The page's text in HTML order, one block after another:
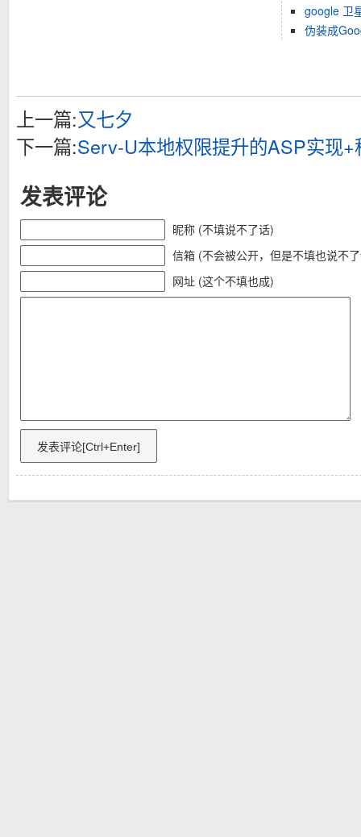
google 卫
伪装成
上一篇:又七夕
下一篇:Serv-U本地权限提升的ASP实现+
发表评论
昵称 (不填说不了话)
信箱 (不会被公开，但是不填也说不
网址 (这个不填也成)